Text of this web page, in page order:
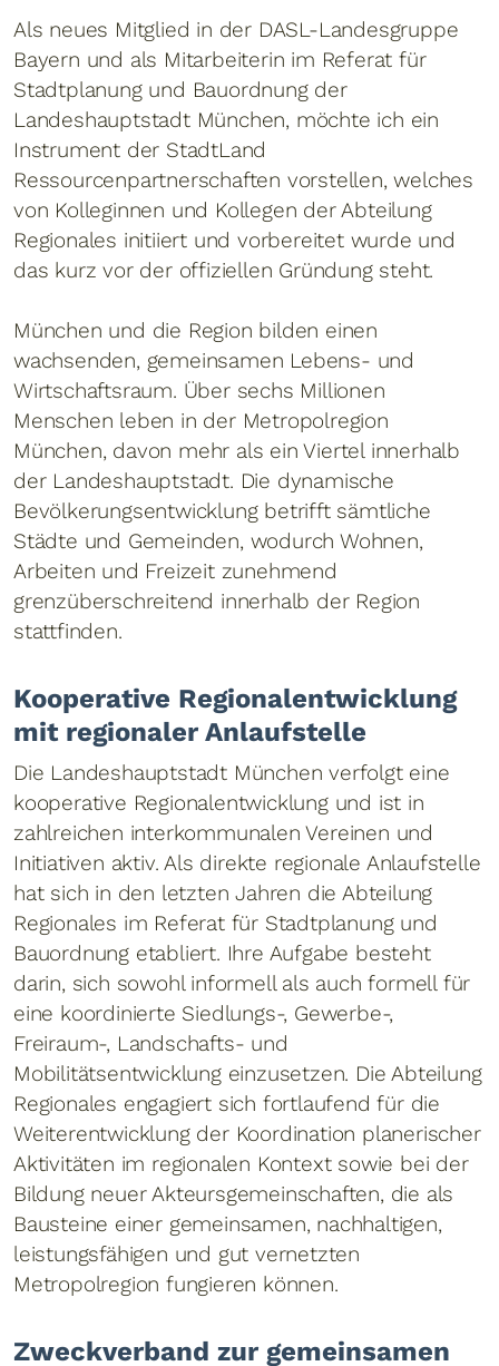
Als neues Mitglied in der DASL-Landesgruppe
Bayern und als Mitarbeiterin im Referat für
Stadtplanung und Bauordnung der
Landeshauptstadt München, möchte ich ein
Instrument der StadtLand
Ressourcenpartnerschaften vorstellen, welches
von Kolleginnen und Kollegen der Abteilung
Regionales initiiert und vorbereitet wurde und
das kurz vor der offiziellen Gründung steht.
München und die Region bilden einen
wachsenden, gemeinsamen Lebens- und
Wirtschaftsraum. Über sechs Millionen
Menschen leben in der Metropolregion
München, davon mehr als ein Viertel innerhalb
der Landeshauptstadt. Die dynamische
Bevölkerungsentwicklung betrifft sämtliche
Städte und Gemeinden, wodurch Wohnen,
Arbeiten und Freizeit zunehmend
grenzüberschreitend innerhalb der Region
stattfinden.
Kooperative Regionalentwicklung
mit regionaler Anlaufstelle
Die Landeshauptstadt München verfolgt eine
kooperative Regionalentwicklung und ist in
zahlreichen interkommunalen Vereinen und
Initiativen aktiv. Als direkte regionale Anlaufstelle
hat sich in den letzten Jahren die Abteilung
Regionales im Referat für Stadtplanung und
Bauordnung etabliert. Ihre Aufgabe besteht
darin, sich sowohl informell als auch formell für
eine koordinierte Siedlungs-, Gewerbe-,
Freiraum-, Landschafts- und
Mobilitätsentwicklung einzusetzen. Die Abteilung
Regionales engagiert sich fortlaufend für die
Weiterentwicklung der Koordination planerischer
Aktivitäten im regionalen Kontext sowie bei der
Bildung neuer Akteursgemeinschaften, die als
Bausteine einer gemeinsamen, nachhaltigen,
leistungsfähigen und gut vernetzten
Metropolregion fungieren können.
Zweckverband zur gemeinsamen